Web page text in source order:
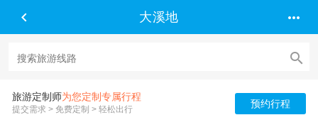
 大溪地 

旅游定制师为您定制专属行程
提交需求 > 免费定制 > 轻松出行 预约行程